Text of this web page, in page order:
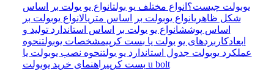
یوبولت چیست؟ انواع مختلف یو بولتانواع یو بولت بر اساس
شکل ظاهریانواع یوبولت بر اساس متریالانواع یوبولت بر
اساس پوششانواع یو بولت بر اساس استاندارد تولید و
ابعادکاربردهای یو بولت یا بست کرپیمشخصات یوبولتنحوه
عملکرد یوبولت جدول استاندارد یو بولتنحوه نصب یوبولت یا
بست کرپی راهنمای خرید یوبولت u bolt